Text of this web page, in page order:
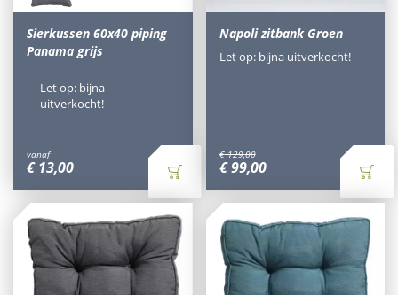
Sierkussen 60x40 piping
Panama grijs
vanaf
€ 13,00
Let op: bijna
uitverkocht!
Napoli zitbank Groen
€ 129,00
€ 99,00
Let op: bijna uitverkocht!